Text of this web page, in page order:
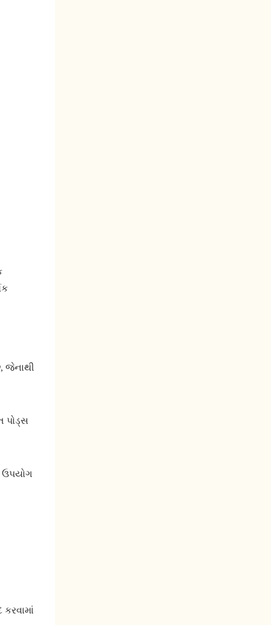
જેનાથી
પોડ્સ
ઉપયોગ